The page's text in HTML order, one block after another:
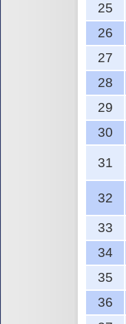
25
26
27
28
29
30
31
32
33
34
35
36